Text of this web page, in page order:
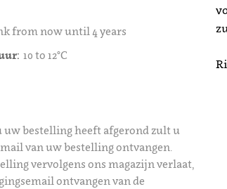
from now until 4 years
10 to 12°C
uw bestelling heeft afgerond zult u
van uw bestelling ontvangen.
vervolgens ons magazijn verlaat,
ontvangen van de